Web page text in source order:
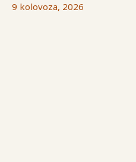
9 kolovoza, 2026